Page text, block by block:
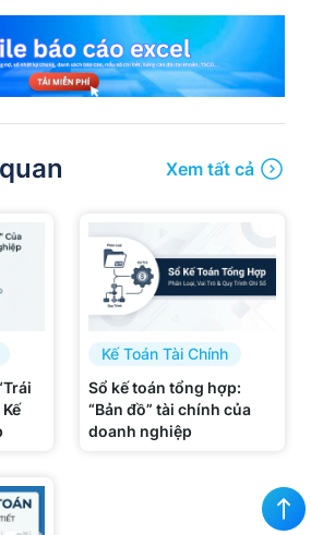
Xem tất cả
Kế Toán Tài Chính
Sổ kế toán tổng hợp:
“Bản đồ” tài chính của
doanh nghiệp